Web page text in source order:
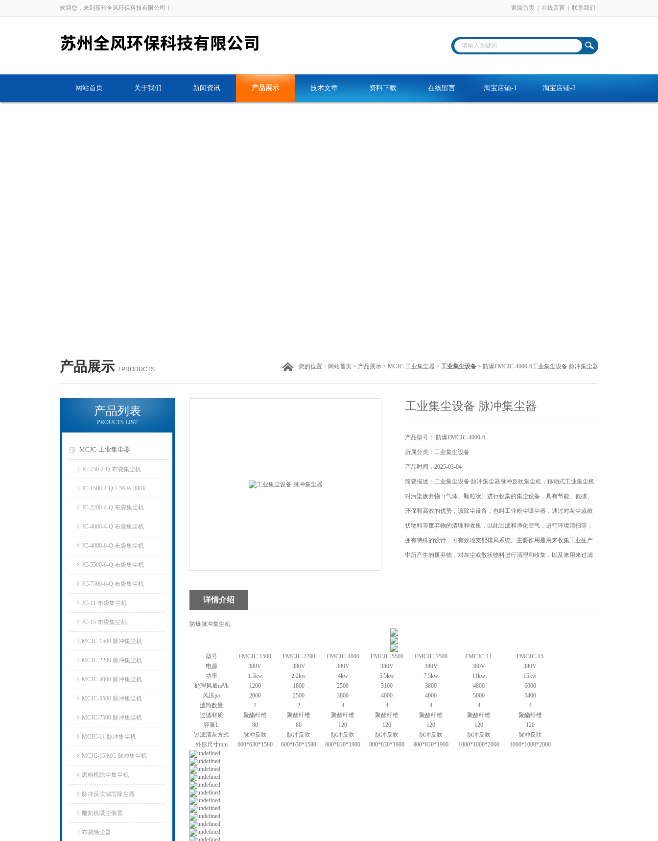
欢迎您，来到苏州全风环保科技有限公司！ 返回首页 在线留言 联系我们
网站首页 关于我们 新闻资讯 产品展示 技术文章 资料下载 在线留言 淘宝店铺-1 淘宝店铺-2
产品展示 / PRODUCTS 您的位置： 网站首页 > 产品展示 > MCJC-工业集尘器 > 工业集尘设备 > 防爆FMCJC-4000-6工业集尘设备 脉冲集尘器
产品列表
PROUCTS LIST
MCJC-工业集尘器
JC-750-2-Q 布袋集尘机
JC-1500-4-Q 1.5KW 380V
JC-2200-4-Q 布袋集尘机
JC-4000-4-Q 布袋集尘机
JC-4000-6-Q 布袋集尘机
JC-5500-6-Q 布袋集尘机
JC-7500-6-Q 布袋集尘机
JC-11 布袋集尘机
JC-15 布袋集尘机
MCJC-1500 脉冲集尘机
MCJC-2200 脉冲集尘机
MCJC-4000 脉冲集尘机
MCJC-5500 脉冲集尘机
MCJC-7500 脉冲集尘机
MCJC-11 脉冲集尘机
MCJC-15 MC 脉冲集尘机
磨粉机除尘集尘机
脉冲反吹滤芯除尘器
雕刻机吸尘装置
布袋除尘器
工业集尘设备 脉冲集尘器
产品型号： 防爆FMCJC-4000-6
所属分类：工业集尘设备
产品时间：2025-03-04
简要描述：工业集尘设备 脉冲集尘器脉冲反吹集尘机，移动式工业集尘机
对污染废弃物（气体、颗粒状）进行收集的集尘设备，具有节能、低碳、
环保和高效的优势，该除尘设备，也叫工业粉尘吸尘器，通过对灰尘或散
状物料等废弃物的清理和收集，以此过滤和净化空气，进行环境清扫等；
拥有特殊的设计，可有效地支配排风系统。主要作用是用来收集工业生产
中所产生的废弃物，对灰尘或散状物料进行清理和收集，以及来用来过滤
详情介绍
防爆脉冲集尘机
型号 FMCJC-1500 FMCJC-2200 FMCJC-4000 FMCJC-5500 FMCJC-7500 FMCJC-11
FMCJC-15
电源
380V 380V 380V 380V 380V 380V
380V
功率
1.5kw 2.2kw 4kw 5.5kw 7.5kw 11kw
15kw
处理风量m³/h
1200 1800 2500 3100 3800 4800
6000
风压pa
2000 2500 3800 4000 4000 5000
5400
滤筒数量
2 2 4 4 4 4
4
过滤材质
聚酯纤维 聚酯纤维 聚酯纤维 聚酯纤维 聚酯纤维 聚酯纤维
聚酯纤维
容量L
80 80 120 120 120 120
120
过滤清灰方式
脉冲反吹 脉冲反吹 脉冲反吹 脉冲反吹 脉冲反吹 脉冲反吹
脉冲反吹
外形尺寸mm
600*630*1580 600*630*1580 800*830*1900 800*830*1900 800*830*1900 1000*1000*2000 1000*1000*2000